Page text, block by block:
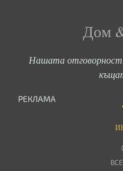
Дом
Нашата отговорност
РЕКЛАМА